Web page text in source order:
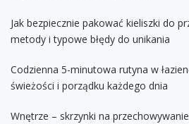
Jak bezpiecznie pakować kieliszki do
metody i typowe błędy do unikania
Codzienna 5-minutowa rutyna w
świeżości i porządku każdego dnia
Wnętrze – skrzynki na